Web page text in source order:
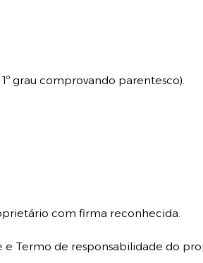
grau comprovando parentesco).
com firma reconhecida.
Termo de responsabilidade do